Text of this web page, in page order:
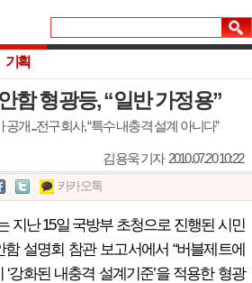
기획
함 형광등, “일반 가정용”
개...전구회사, “특수 내충격 설계 아니다”
김용욱 기자 2010.07.20 10:22
카카오톡
지난 15일 국방부 초청으로 진행된 시민
설명회 참관 보고서에서 “버블제트에
강화된 내충격 설계기준’을 적용한 형광